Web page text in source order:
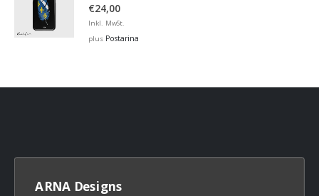
5.00out of 5
€24,00
Inkl. MwSt.
plus Postarina
ARNA Designs